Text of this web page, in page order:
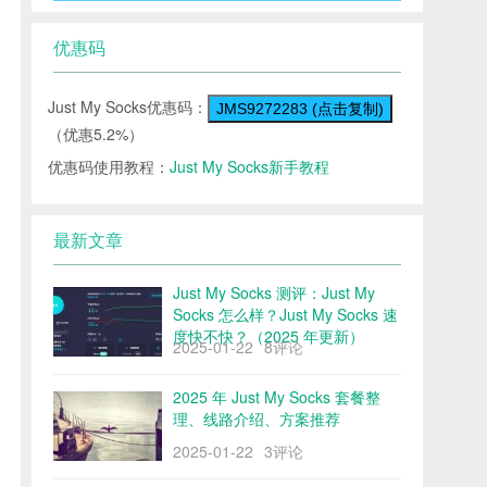
优惠码
Just My Socks优惠码： JMS9272283 (点击复制)
（优惠5.2%）
优惠码使用教程： Just My Socks新手教程
最新文章
Just My Socks 测评：Just My
Socks 怎么样？Just My Socks 速
度快不快？（2025 年更新）
2025-01-22 8评论
2025 年 Just My Socks 套餐整
理、线路介绍、方案推荐
2025-01-22 3评论